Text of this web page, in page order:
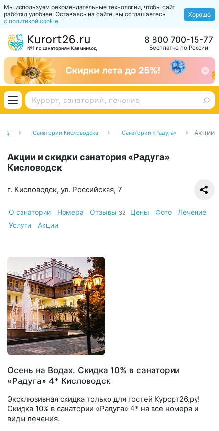
Мы используем рекомендательные технологии, чтобы сайт
работал удобнее. Оставаясь на сайте, вы соглашаетесь
с политикой cookie
Хорошо
Бесплатно по России
8 800 700-15-77
Санатории Кисловодска Санаторий «Радуга» Акции
Акции и скидки санатория «Радуга»
Кисловодск
г. Кисловодск, ул. Российская, 7
О санатории Номера Отзывы 32 Цены Фото
Лечение
Услуги
Акции
Осень на Водах. Скидка 10% в санатории
«Радуга» 4* Кисловодск
Эксклюзивная скидка только для гостей Курорт26.ру!
Скидка 10% в санатории «Радуга» 4* на все номера и
виды лечения.